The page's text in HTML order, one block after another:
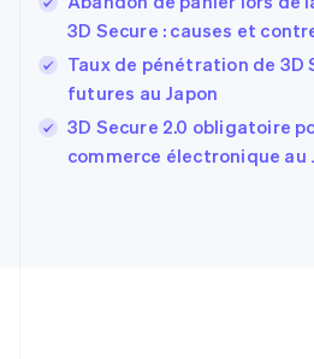
3D Secure : causes et
Taux de pénétration de 3D
futures au Japon
3D Secure 2.0 obligatoire
commerce électronique au
EnglishSvenska
FrançaisEnglish
Gibraltar
English